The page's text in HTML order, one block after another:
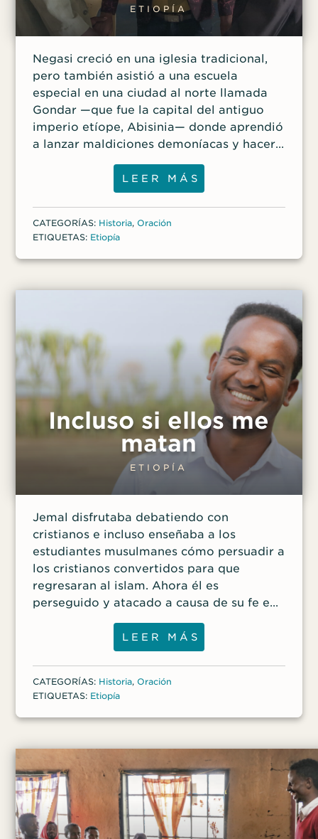
ETIOPÍA
Negasi creció en una iglesia tradicional,
pero también asistió a una escuela
especial en una ciudad al norte llamada
Gondar —que fue la capital del antiguo
imperio etíope, Abisinia— donde aprendió
a lanzar maldiciones demoníacas y hacer
que la gente aparentemente perdiera la
cabeza. Se volvió tan competente en
brujería que fue honrado con un título
LEER MÁS
CATEGORÍAS: Historia, Oración
ETIQUETAS: Etiopía
Incluso si ellos me
matan
ETIOPÍA
Jemal disfrutaba debatiendo con
cristianos e incluso enseñaba a los
estudiantes musulmanes cómo persuadir a
los cristianos convertidos para que
regresaran al islam. Ahora él es
perseguido y atacado a causa de su fe en
Cristo. Al crecer como un musulmán
devoto en Etiopía, un país considerado a
menudo como una nación de mayoría
seguidores de Jesucristo. Debatía con
con arrogancia lo que consideraba
estudiantes cristianos con polémicas
preguntas sobre las Escrituras, haciendo
que dudaran de su fe y señalaba el Corán
como la fuente de la verdad absoluta. En
octavo grado, incluso enseñó a otros
LEER MÁS
CATEGORÍAS: Historia, Oración
ETIQUETAS: Etiopía